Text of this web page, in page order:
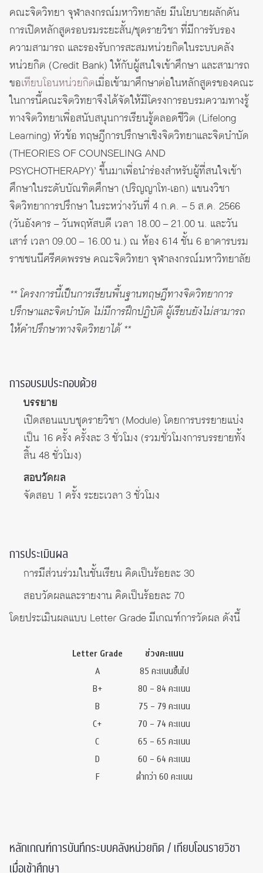
คณะจิตวิทยา จุฬาลงกรณ์มหาวิทยาลัย มีนโยบายผลักดัน
การเปิดหลักสูตรอบรมระยะสั้น/ชุดรายวิชา ที่มีการรับรอง
ความสามารถ และรองรับการสะสมหน่วยกิตในระบบคลัง
หน่วยกิต (Credit Bank) ให้กับผู้สนใจเข้าศึกษา และสามารถ
ขอเทียบโอนหน่วยกิตเมื่อเข้ามาศึกษาต่อในหลักสูตรของคณะ
ในการนี้คณะจิตวิทยาจึงได้จัดให้มีโครงการอบรมความทางรู้
ทางจิตวิทยาเพื่อสนับสนุนการเรียนรู้ตลอดชีวิต (Lifelong
Learning) หัวข้อ ทฤษฎีการปรึกษาเชิงจิตวิทยาและจิตบำบัด
(THEORIES OF COUNSELING AND
PSYCHOTHERAPY)’ ขึ้นมาเพื่อนำร่องสำหรับผู้ที่สนใจเข้า
ศึกษาในระดับบัณฑิตศึกษา (ปริญญาโท-เอก) แขนงวิชา
จิตวิทยาการปรึกษา ในระหว่างวันที่ 4 ก.ค. – 5 ส.ค. 2566
(วันอังคาร – วันพฤหัสบดี เวลา 18.00 – 21.00 น. และวัน
เสาร์ เวลา 09.00 – 16.00 น.) ณ ห้อง 614 ชั้น 6 อาคารบรม
ราชชนนีศรีศตพรรษ คณะจิตวิทยา จุฬาลงกรณ์มหาวิทยาลัย
** โครงการนี้เป็นการเรียนพื้นฐานทฤษฎีทางจิตวิทยาการ
ปรึกษาและจิตบำบัด ไม่มีการฝึกปฏิบัติ ผู้เรียนยังไม่สามารถ
ให้คำปรึกษาทางจิตวิทยาได้ **
การอบรมประกอบด้วย
บรรยาย
เปิดสอนแบบชุดรายวิชา (Module) โดยการบรรยายแบ่ง
เป็น 16 ครั้ง ครั้งละ 3 ชั่วโมง (รวมชั่วโมงการบรรยายทั้ง
สิ้น 48 ชั่วโมง)
สอบวัดผล
จัดสอบ 1 ครั้ง ระยะเวลา 3 ชั่วโมง
การประเมินผล
การมีส่วนร่วมในชั้นเรียน คิดเป็นร้อยละ 30
สอบวัดผลและรายงาน คิดเป็นร้อยละ 70
โดยประเมินผลแบบ Letter Grade มีเกณฑ์การวัดผล ดังนี้
Letter Grade
ช่วงคะแนน
A
85 คะแนนขึ้นไป
B+
80 – 84 คะแนน
B
75 – 79 คะแนน
C+
70 – 74 คะแนน
C
65 – 65 คะแนน
D
60 – 64 คะแนน
F
ต่ำกว่า 60 คะแนน
หลักเกณฑ์การบันทึกระบบคลังหน่วยกิต / เทียบโอนรายวิชา
เมื่อเข้าศึกษา